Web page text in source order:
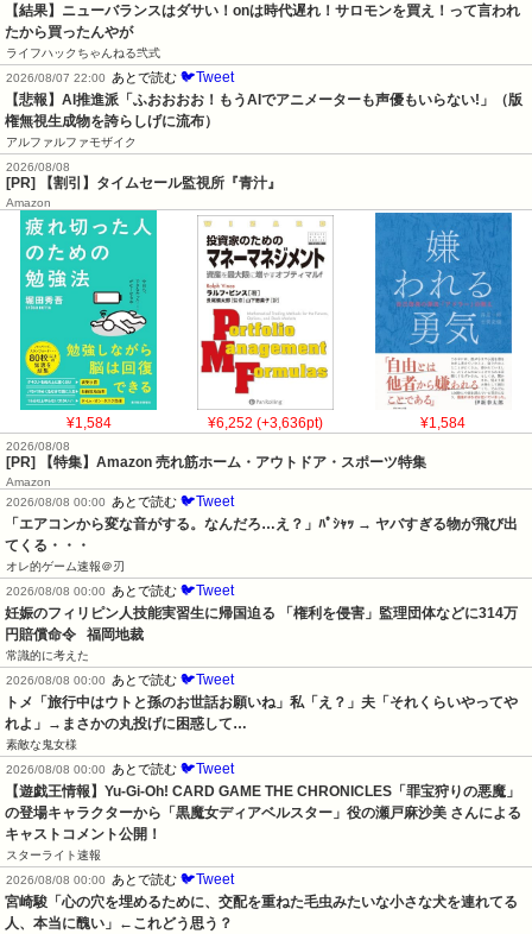
【結果】ニューバランスはダサい！onは時代遅れ！サロモンを買え！って言われ
たから買ったんやが
ライフハックちゃんねる弐式
2026/08/07 22:00
あとで読む 🐦Tweet
【悲報】AI推進派「ふおおおお！もうAIでアニメーターも声優もいらない!」（版
権無視生成物を誇らしげに流布）
アルファルファモザイク
2026/08/08
[PR] 【割引】タイムセール監視所『青汁』
Amazon
¥1,584 ¥6,252 (+3,636pt) ¥1,584
2026/08/08
[PR] 【特集】Amazon 売れ筋ホーム・アウトドア・スポーツ特集
Amazon
2026/08/08 00:00
あとで読む 🐦Tweet
「エアコンから変な音がする。なんだろ…え？」ﾊﾟｼｬｯ → ヤバすぎる物が飛び出
てくる・・・
オレ的ゲーム速報＠刃
2026/08/08 00:00
あとで読む 🐦Tweet
妊娠のフィリピン人技能実習生に帰国迫る 「権利を侵害」監理団体などに314万
円賠償命令   福岡地裁
常識的に考えた
2026/08/08 00:00
あとで読む 🐦Tweet
トメ「旅行中はウトと孫のお世話お願いね」私「え？」夫「それくらいやってや
れよ」→まさかの丸投げに困惑して…
素敵な鬼女様
2026/08/08 00:00
あとで読む 🐦Tweet
【遊戯王情報】Yu-Gi-Oh! CARD GAME THE CHRONICLES「罪宝狩りの悪魔」
の登場キャラクターから「黒魔女ディアベルスター」役の瀬戸麻沙美 さんによる
キャストコメント公開！
スターライト速報
2026/08/08 00:00
あとで読む 🐦Tweet
宮崎駿「心の穴を埋めるために、交配を重ねた毛虫みたいな小さな犬を連れてる
人、本当に醜い」←これどう思う？